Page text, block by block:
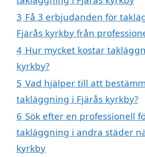
3 Få 3 erbjudanden för
Fjärås kyrkby från
4 Hur mycket kostar
kyrkby?
5 Vad hjälper till att
takläggning i Fjärås kyrkby?
6 Sök efter en professionell
takläggning i andra städer
kyrkby